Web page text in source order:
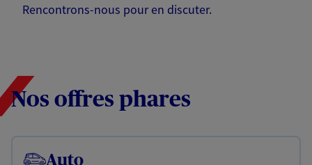
Rencontrons-nous pour en discuter.
Nos offres phares
Auto